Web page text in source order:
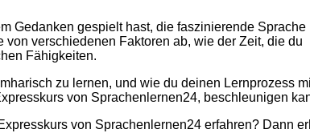
Gedanken gespielt hast, die faszinierende Sprache
verschiedenen Faktoren ab, wie der Zeit, die du
Fähigkeiten.
zu lernen, und wie du deinen Lernprozess
von Sprachenlernen24, beschleunigen
von Sprachenlernen24 erfahren? Dann